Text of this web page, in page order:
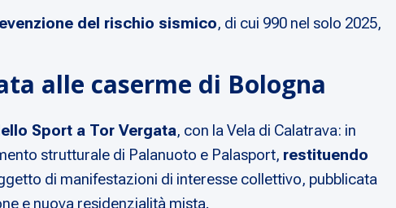
del rischio sismico, di cui 990 nel solo 2025,
alle caserme di Bologna
Sport a Tor Vergata, con la Vela di Calatrava: in
strutturale di Palanuoto e Palasport, restituendo
di manifestazioni di interesse collettivo, pubblicata
e nuova residenzialità mista.